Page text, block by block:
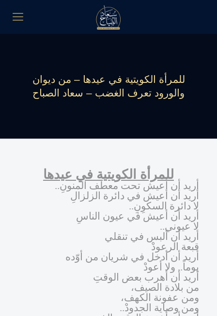
للمرأة الكويتية في عيدها – من ديوان
والورود تعرف الغضب – سعاد الصباح
للمرأة الكويتية في عيدها
أريد أن أعيش تحت معطف المنونِ..
أريد أن أعيش في دائرة الزلزالِ
لا دائرة السكوِنِ..
أريد أن أعيش في عيون الناسِ
لا عيوني..
أريد أن ألبس في تنقلي
قبعة الرعودْ
أريد أن أدخل في شريان من أوّده
يوماً.. ولا أعودْ
أريد أن أهرب بعض الوقتِ
من بلادة الصيف،
ومن عفونة الكهف،
ومن وصاية الجدودْ..